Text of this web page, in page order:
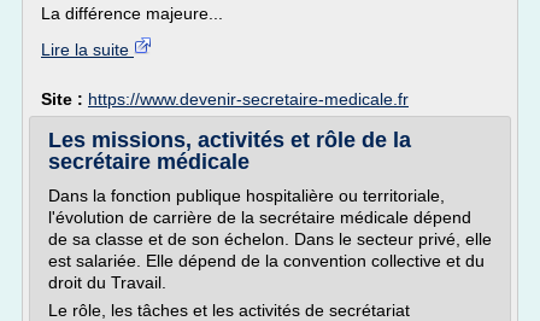
La différence majeure...
Lire la suite
Site : https://www.devenir-secretaire-medicale.fr
Les missions, activités et rôle de la
secrétaire médicale
Dans la fonction publique hospitalière ou territoriale,
l'évolution de carrière de la secrétaire médicale dépend
de sa classe et de son échelon. Dans le secteur privé, elle
est salariée. Elle dépend de la convention collective et du
droit du Travail.
Le rôle, les tâches et les activités de secrétariat